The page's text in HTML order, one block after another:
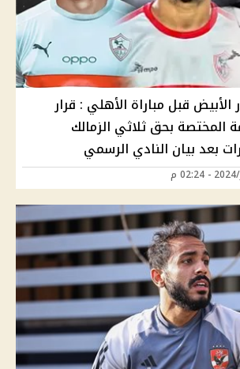
قبل مباراة الأهلي : قرار
المختصة بحق ثلاثي الزمالك
بعد بيان النادي الرسمي